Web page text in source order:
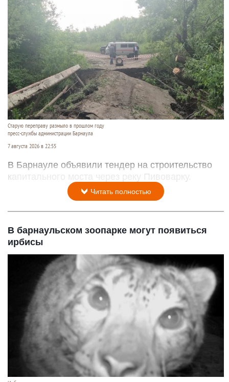
Старую переправу размыло в прошлом году
пресс-службы администрации Барнаула
7 августа 2026 в 22:55
В Барнауле объявили тендер на строительство
капитального моста через реку Пивоварку.
Читать полностью
В барнаульском зоопарке могут появиться
ирбисы